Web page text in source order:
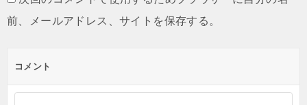
前、メールアドレス、サイトを保存する。
コメント